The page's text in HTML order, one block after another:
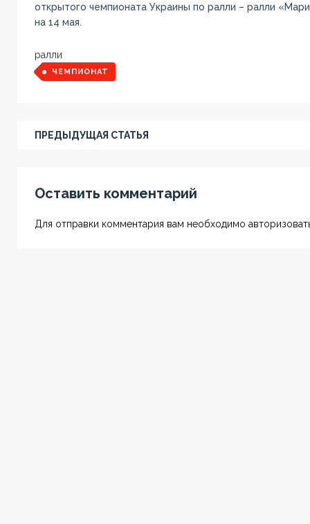
открытого чемпионата Украины по ралли – ралли
на 14 мая.
ралли
ЧЕМПИОНАТ
ПРЕДЫДУЩАЯ СТАТЬЯ
Оставить комментарий
Для отправки комментария вам необходимо